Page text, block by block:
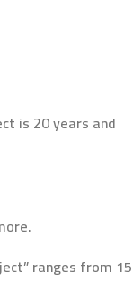
is 20 years and
ranges from 15